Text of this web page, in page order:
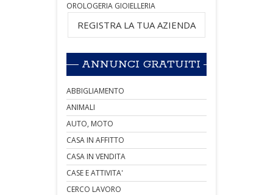
OROLOGERIA GIOIELLERIA
REGISTRA LA TUA AZIENDA
ANNUNCI GRATUITI
ABBIGLIAMENTO
ANIMALI
AUTO, MOTO
CASA IN AFFITTO
CASA IN VENDITA
CASE E ATTIVITA'
CERCO LAVORO